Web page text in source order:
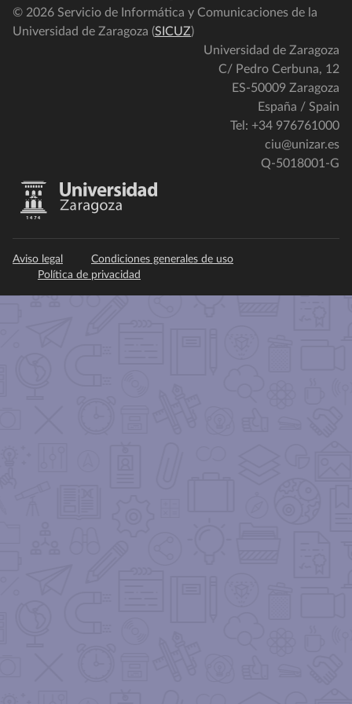
© 2026 Servicio de Informática y Comunicaciones de la
Universidad de Zaragoza (SICUZ)
Universidad de Zaragoza
C/ Pedro Cerbuna, 12
ES-50009 Zaragoza
España / Spain
Tel: +34 976761000
ciu@unizar.es
Q-5018001-G
Aviso legal
Condiciones generales de uso
Política de privacidad